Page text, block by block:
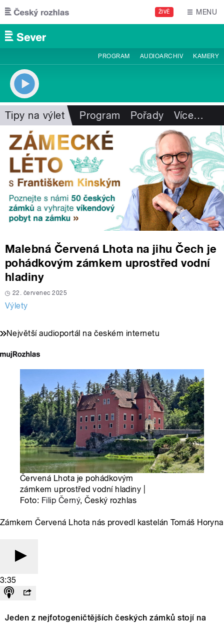
Přejít k hlavnímu obsahu
ŽIVĚ MENU
PROGRAM AUDIOARCHIV KAMERY
Tipy na výlet Program Pořady Více…
Malebná Červená Lhota na jihu Čech je
pohádkovým zámkem uprostřed vodní
hladiny
22. červenec 2025
Výlety
Největší audioportál na českém internetu
Červená Lhota je pohádkovým
zámkem uprostřed vodní hladiny |
Foto: Filip Černý, Český rozhlas
Zámkem Červená Lhota nás provedl kastelán Tomáš Horyna
3:35
Jeden z nejfotogeničtějších českých zámků stojí na